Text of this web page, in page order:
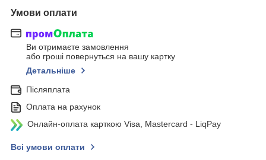
Умови оплати
Ви отримаєте замовлення
або гроші повернуться на вашу картку
Детальніше
Післяплата
Оплата на рахунок
Онлайн-оплата карткою Visa, Mastercard - LiqPay
Всі умови оплати